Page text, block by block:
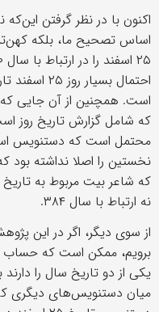
اکنون با در نظر گرفتن
اساس تصحیح ما، بلکه
احتمال
است. همچنین از آن جایی که
که شامل گزارش تاریخ روز
محتمل است که دستنویس
نخستین را اصلا نداشته بود
نه ارتباط با سال ۳۸۴.
از سوی دیگر، اگر در این
برویم، ممکن است که حساب‌
یکی از دو تاریخ سال را